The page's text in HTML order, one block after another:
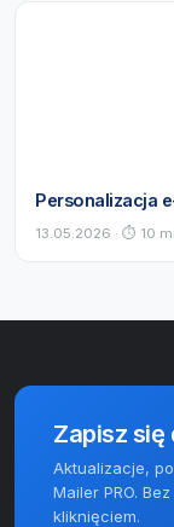
Personalizacja
13.05.2026 · ⏱ 10
Zapisz się
Aktualizacje,
Mailer PRO.
kliknięciem.